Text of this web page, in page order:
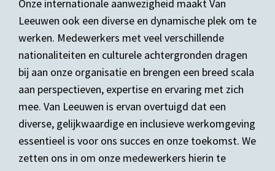
Onze internationale aanwezigheid maakt Van
Leeuwen ook een diverse en dynamische plek om te
werken. Medewerkers met veel verschillende
nationaliteiten en culturele achtergronden dragen
bij aan onze organisatie en brengen een breed scala
aan perspectieven, expertise en ervaring met zich
mee. Van Leeuwen is ervan overtuigd dat een
diverse, gelijkwaardige en inclusieve werkomgeving
essentieel is voor ons succes en onze toekomst. We
zetten ons in om onze medewerkers hierin te